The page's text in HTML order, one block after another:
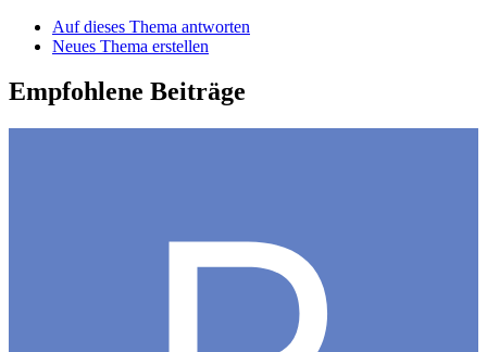
Auf dieses Thema antworten
Neues Thema erstellen
Empfohlene Beiträge